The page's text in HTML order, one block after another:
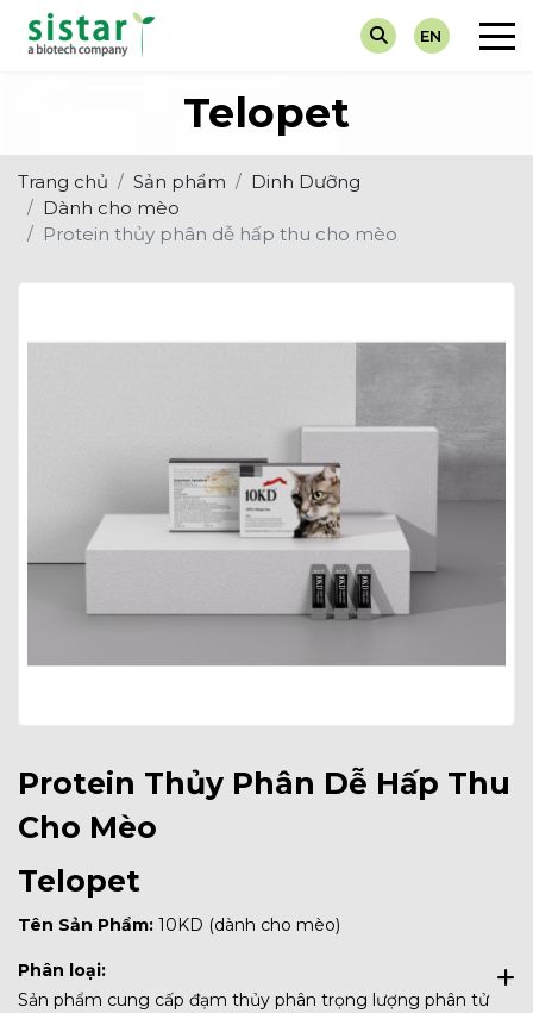
EN
Thuốc Điều Trị
Vắc-Xin
Tin Khuyến Mại
Tin Về Ngành
Telopet
Trang chủ Sản phẩm
Dinh Dưỡng
Dành cho mèo
Protein thủy phân dễ hấp thu cho mèo
Protein Thủy Phân Dễ Hấp Thu
Cho Mèo
Telopet
Tên Sản Phẩm: 10KD (dành cho mèo)
Phân loại:
Sản phẩm cung cấp đạm thủy phân trọng lượng phân tử